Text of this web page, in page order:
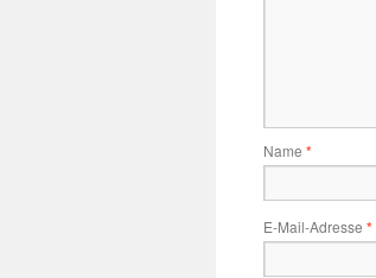
Name *
E-Mail-Adresse *